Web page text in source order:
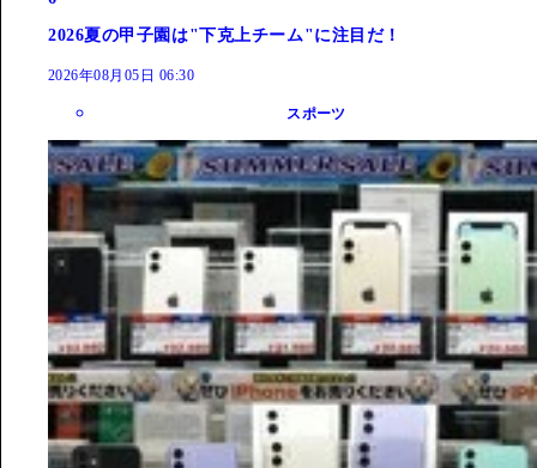
2026夏の甲子園は"下克上チーム"に注目だ！
2026年08月05日 06:30
スポーツ